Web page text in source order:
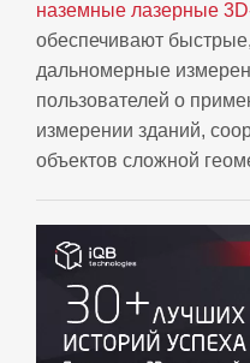
наземные лазерные
обеспечивают
дальномерные
пользователей о
измерении зданий,
объектов сложной